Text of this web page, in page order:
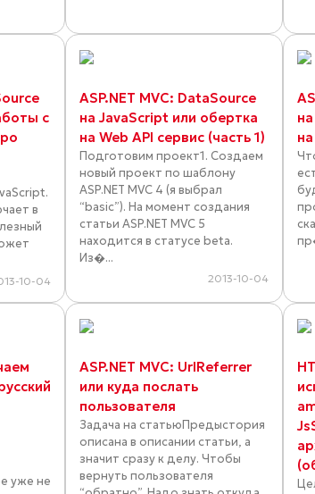
с
в
10-04
ASP.NET MVC: DataSource
на JavaScript или обертка
на Web API сервис (часть 1)
Подготовим проект1. Создаем
новый проект по шаблону
ASP.NET MVC 4 (я выбрал
“basic”). На момент создания
статьи ASP.NET MVC 5
находится в статусе beta.
Из�...
2013-10-04
уже не
ASP.NET MVC: UrlReferrer
или куда послать
пользователя
Задача на статьюПредыстория
описана в описании статьи, а
значит сразу к делу. Чтобы
вернуть пользователя